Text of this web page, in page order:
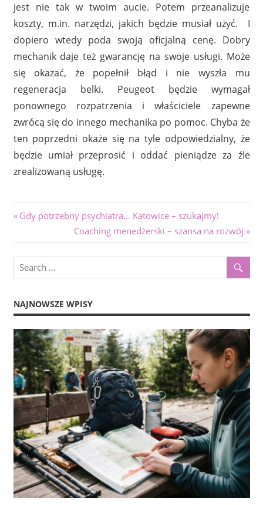
jest nie tak w twoim aucie. Potem przeanalizuje
koszty, m.in. narzędzi, jakich będzie musiał użyć. I
dopiero wtedy poda swoją oficjalną cenę. Dobry
mechanik daje też gwarancję na swoje usługi. Może
się okazać, że popełnił błąd i nie wyszła mu
regeneracja belki. Peugeot będzie wymagał
ponownego rozpatrzenia i właściciele zapewne
zwrócą się do innego mechanika po pomoc. Chyba że
ten poprzedni okaże się na tyle odpowiedzialny, że
będzie umiał przeprosić i oddać pieniądze za źle
zrealizowaną usługę.
Nawigacja
wpisu
Previous
Gdy potrzebny psychiatra… Katowice – szukajmy!
Next
Post:
Coaching menedżerski – szansa na rozwój
NAJNOWSZE WPISY